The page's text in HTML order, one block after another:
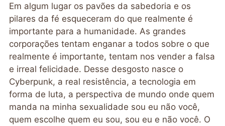
Em algum lugar os pavões da sabedoria e os
pilares da fé esqueceram do que realmente é
importante para a humanidade. As grandes
corporações tentam enganar a todos sobre o que
realmente é importante, tentam nos vender a falsa
e irreal felicidade. Desse desgosto nasce o
Cyberpunk, a real resistência, a tecnologia em
forma de luta, a perspectiva de mundo onde quem
manda na minha sexualidade sou eu não você,
quem escolhe quem eu sou, sou eu e não você. O